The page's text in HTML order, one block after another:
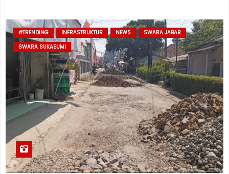
#TRENDING INFRASTRUKTUR NEWS
SWARA JABAR
SWARA SUKABUMI